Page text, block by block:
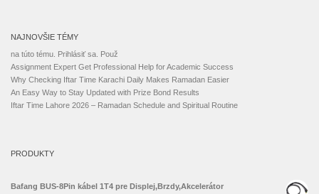
NAJNOVŠIE TÉMY
na túto tému. Prihlásiť sa. Použ
Assignment Expert Get Professional Help for Academic Success
Why Checking Iftar Time Karachi Daily Makes Ramadan Easier
An Easy Way to Stay Updated with Prize Bond Results
Iftar Time Lahore 2026 – Ramadan Schedule and Spiritual Routine
PRODUKTY
Bafang BUS-8Pin kábel 1T4 pre Displej,Brzdy,Akcelerátor